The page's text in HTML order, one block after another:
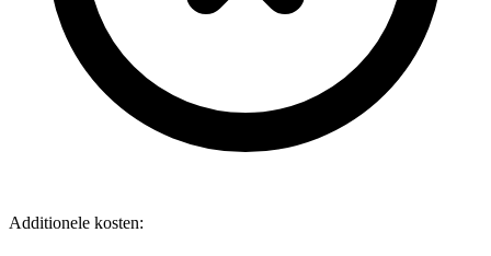
Additionele kosten: